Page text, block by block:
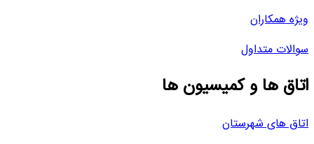
ویژه همکاران
سوالات متداول
اتاق ها و کمیسیون ها
اتاق های شهرستان